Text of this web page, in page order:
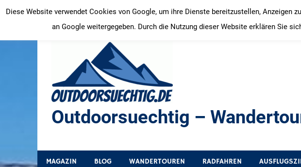
Inhalt
springen
Outdoorsuechtig –
MAGAZIN BLOG WANDERTOUREN RADFAHREN
Diese Website verwendet Cookies von Google, um ihre Dienste bereitzustellen, Anzeigen
an Google weitergegeben. Durch die Nutzung dieser Website erklären Sie